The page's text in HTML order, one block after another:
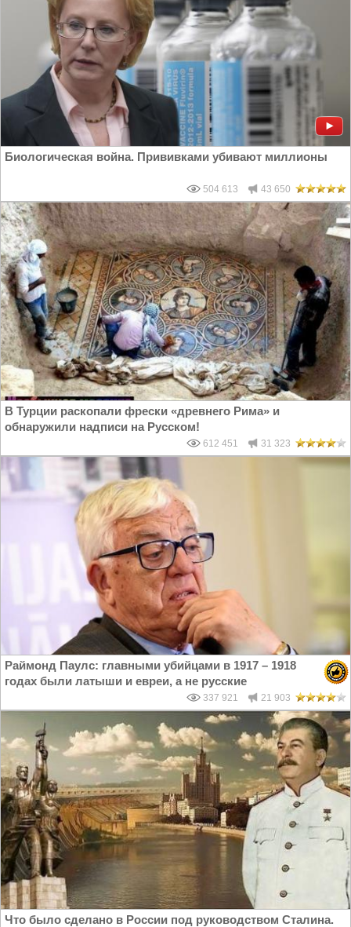
Биологическая война. Прививками убивают миллионы
504 613 43 650
В Турции раскопали фрески «древнего Рима» и
обнаружили надписи на Русском!
612 451 31 323
Раймонд Паулс: главными убийцами в 1917 – 1918
годах были латыши и евреи, а не русские
337 921 21 903
Что было сделано в России под руководством Сталина.